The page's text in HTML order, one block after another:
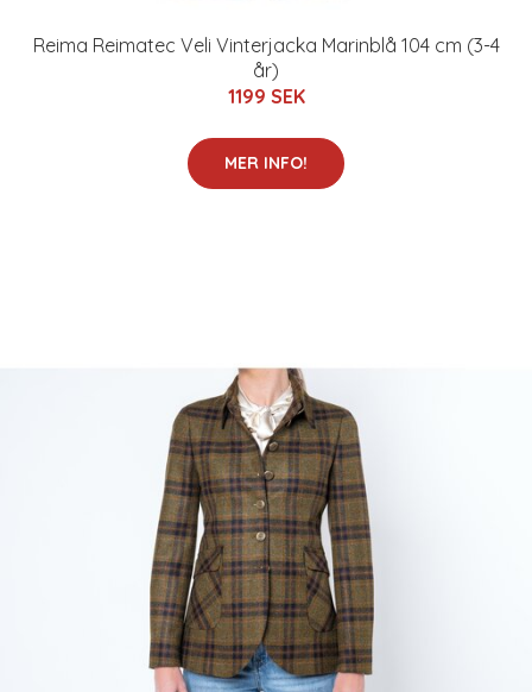
Reima Reimatec Veli Vinterjacka Marinblå 104 cm (3-4
år)
1199 SEK
MER INFO!